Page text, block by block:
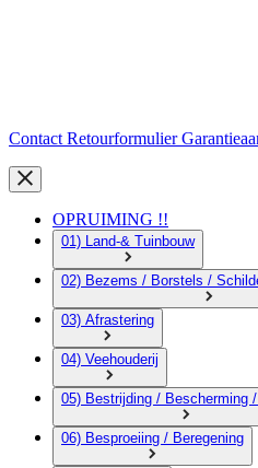
Contact Retourformulier
OPRUIMING !!
01) Land-& Tuinbouw
02) Bezems / Borstels /
03) Afrastering
04) Veehouderij
05) Bestrijding / Bescherming
06) Besproeiing / Beregening